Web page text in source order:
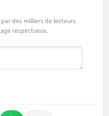
des milliers de lecteurs.
respectueux.